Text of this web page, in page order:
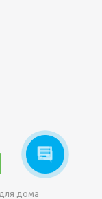
дома